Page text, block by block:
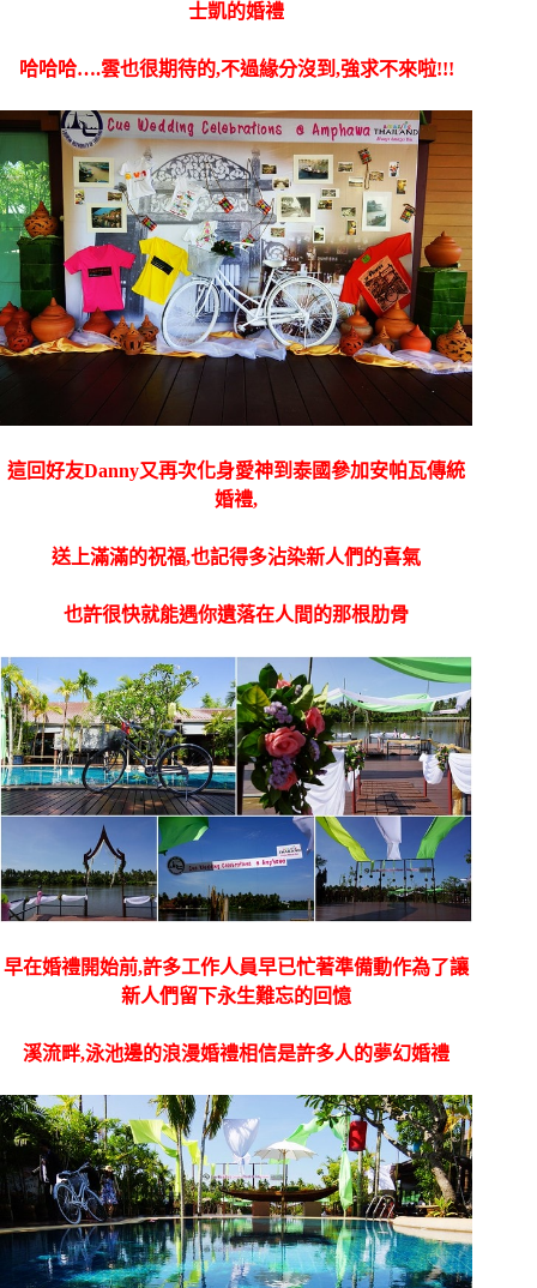
士凱的婚禮
哈哈哈….雲也很期待的,不過緣分沒到,強求不來啦!!!
這回好友Danny又再次化身愛神到泰國參加安帕瓦傳統
婚禮,
送上滿滿的祝福,也記得多沾染新人們的喜氣
也許很快就能遇你遺落在人間的那根肋骨
早在婚禮開始前,許多工作人員早已忙著準備動作為了讓
新人們留下永生難忘的回憶
溪流畔,泳池邊的浪漫婚禮相信是許多人的夢幻婚禮